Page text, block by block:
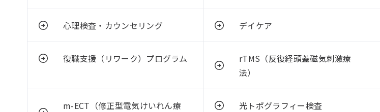
心理検査・カウンセリング デイケア
復職支援（リワーク）プログラム
rTMS（反復経頭蓋磁気刺激療
法）
m-ECT（修正型電気けいれん療
光トポグラフィー検査